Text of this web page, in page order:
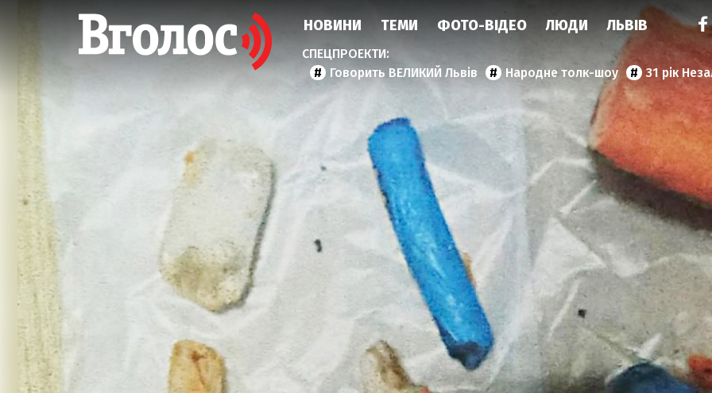
НОВИНИ ТЕМИ ФОТО-ВІДЕО ЛЮДИ ЛЬВІВ
Говорить ВЕЛИКИЙ Львів Народне толк-шоу 31 рік